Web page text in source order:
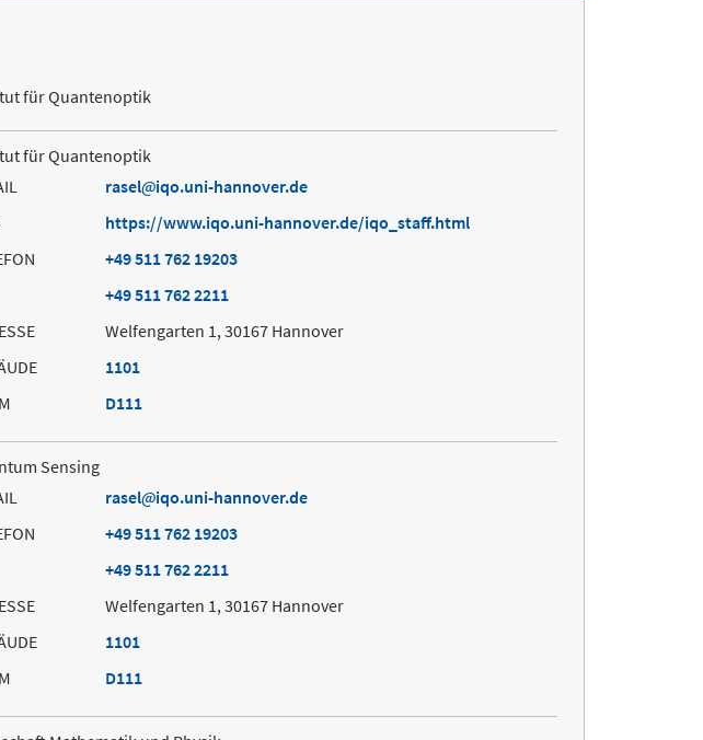
für Quantenoptik
für Quantenoptik
rasel
iqo.uni-hannover.de
https://www.iqo.uni-hannover.de/iqo_staff.html
+49 511 762 19203
+49 511 762 2211
Welfengarten 1, 30167 Hannover
1101
D111
Sensing
rasel
iqo.uni-hannover.de
+49 511 762 19203
+49 511 762 2211
Welfengarten 1, 30167 Hannover
1101
D111